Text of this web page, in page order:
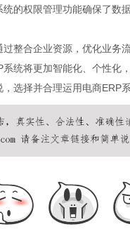
的权限管理功能确保了数
整合企业资源，优化业务
统将更加智能化、个性化
选择并合理运用电商ERP